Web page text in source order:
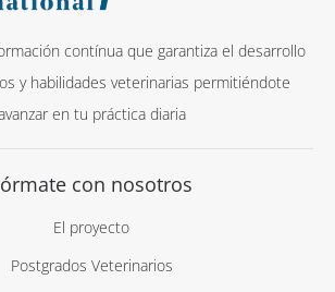
contínua que garantiza el desarrollo
y habilidades veterinarias permitiéndote
en tu práctica diaria
con nosotros
El proyecto
Postgrados Veterinarios